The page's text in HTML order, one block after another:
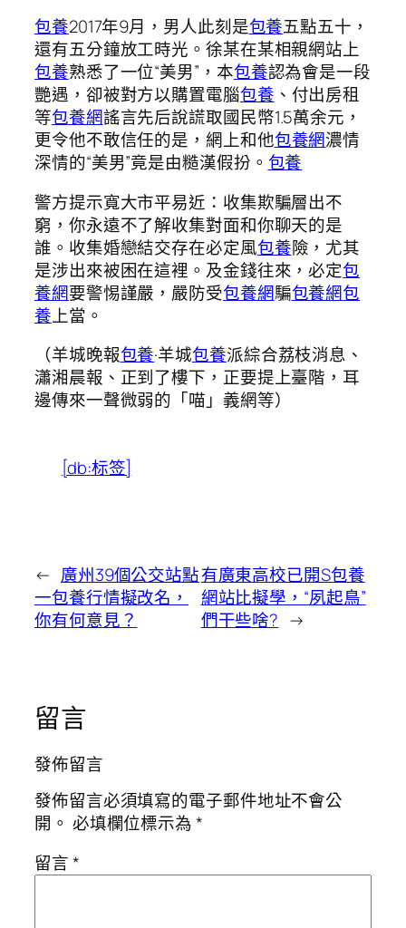
包養2017年9月，男人此刻是包養五點五十，
還有五分鐘放工時光。徐某在某相親網站上
包養熟悉了一位“美男”，本包養認為會是一段
艷遇，卻被對方以購置電腦包養 、付出房租
等包養網謠言先后說謊取國民幣1.5萬余元，
更令他不敢信任的是，網上和他包養網濃情
深情的“美男”竟是由糙漢假扮。 包養
警方提示寬大市平易近：收集欺騙層出不
窮，你永遠不了解收集對面和你聊天的是
誰。收集婚戀結交存在必定風包養險，尤其
是涉出來被困在這裡。及金錢往來，必定包
養網要警惕謹嚴，嚴防受包養網騙包養網包
養上當。
（羊城晚報包養·羊城包養派綜合荔枝消息、
瀟湘晨報、正到了樓下，正要提上臺階，耳
邊傳來一聲微弱的「喵」義網等）
[db:标签]
← 廣州39個公交站點
一包養行情擬改名，
你有何意見？
有廣東高校已開S包養
網站比擬學，“夙起鳥”
們干些啥? →
留言
發佈留言
發佈留言必須填寫的電子郵件地址不會公
開。 必填欄位標示為*
留言*